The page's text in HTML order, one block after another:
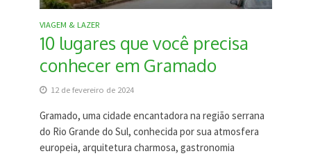
VIAGEM & LAZER
10 lugares que você precisa
conhecer em Gramado
12 de fevereiro de 2024
Gramado, uma cidade encantadora na região serrana
do Rio Grande do Sul, conhecida por sua atmosfera
europeia, arquitetura charmosa, gastronomia